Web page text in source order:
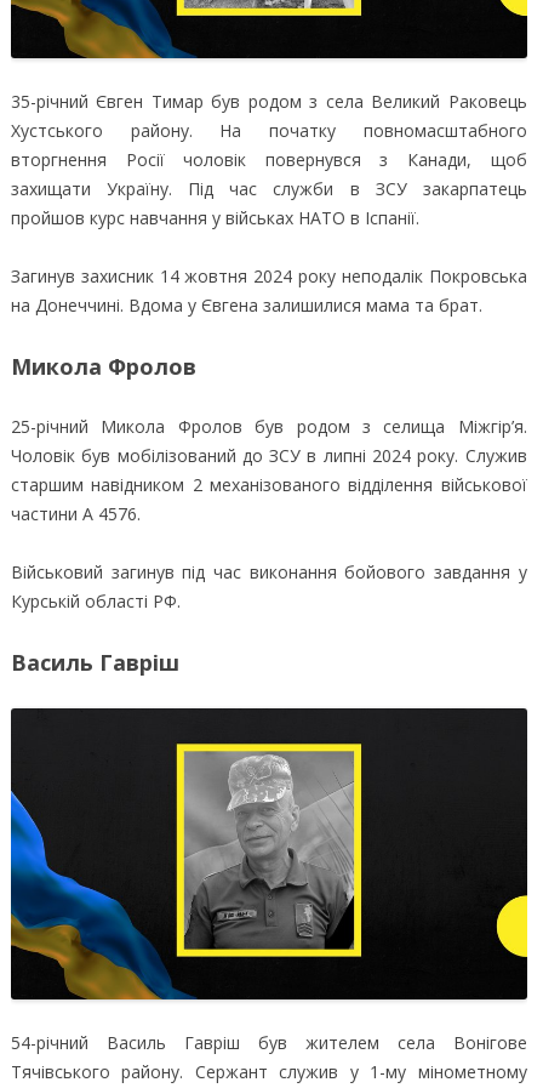
35-річний Євген Тимар був родом з села Великий Раковець
Хустського району. На початку повномасштабного
вторгнення Росії чоловік повернувся з Канади, щоб
захищати Україну. Під час служби в ЗСУ закарпатець
пройшов курс навчання у військах НАТО в Іспанії.
Загинув захисник 14 жовтня 2024 року неподалік Покровська
на Донеччині. Вдома у Євгена залишилися мама та брат.
Микола Фролов
25-річний Микола Фролов був родом з селища Міжгір’я.
Чоловік був мобілізований до ЗСУ в липні 2024 року. Служив
старшим навідником 2 механізованого відділення військової
частини А 4576.
Військовий загинув під час виконання бойового завдання у
Курській області РФ.
Василь Гавріш
54-річний Василь Гавріш був жителем села Вонігове
Тячівського району. Сержант служив у 1-му мінометному